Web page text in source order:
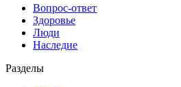
Вопрос-ответ
Здоровье
Люди
Наследие
Разделы